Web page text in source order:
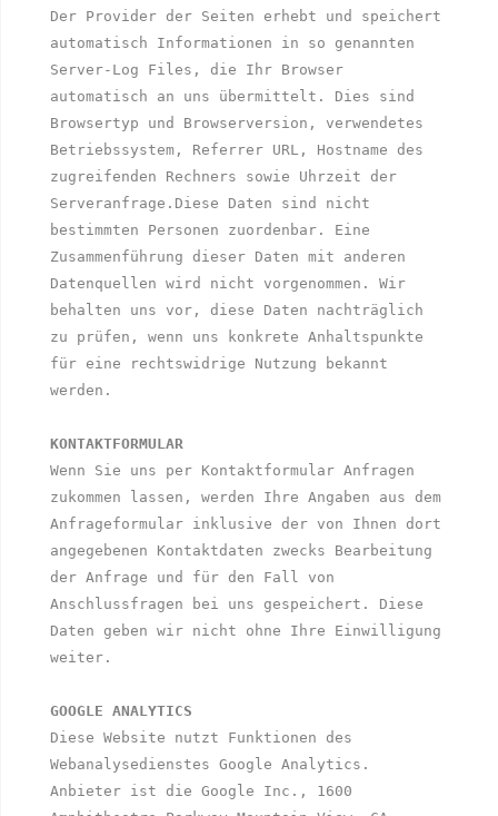
Der Provider der Seiten erhebt und speichert
automatisch Informationen in so genannten
Server-Log Files, die Ihr Browser
automatisch an uns übermittelt. Dies sind
Browsertyp und Browserversion, verwendetes
Betriebssystem, Referrer URL, Hostname des
zugreifenden Rechners sowie Uhrzeit der
Serveranfrage.Diese Daten sind nicht
bestimmten Personen zuordenbar. Eine
Zusammenführung dieser Daten mit anderen
Datenquellen wird nicht vorgenommen. Wir
behalten uns vor, diese Daten nachträglich
zu prüfen, wenn uns konkrete Anhaltspunkte
für eine rechtswidrige Nutzung bekannt
werden.
KONTAKTFORMULAR
Wenn Sie uns per Kontaktformular Anfragen
zukommen lassen, werden Ihre Angaben aus dem
Anfrageformular inklusive der von Ihnen dort
angegebenen Kontaktdaten zwecks Bearbeitung
der Anfrage und für den Fall von
Anschlussfragen bei uns gespeichert. Diese
Daten geben wir nicht ohne Ihre Einwilligung
weiter.
GOOGLE ANALYTICS
Diese Website nutzt Funktionen des
Webanalysedienstes Google Analytics.
Anbieter ist die Google Inc., 1600